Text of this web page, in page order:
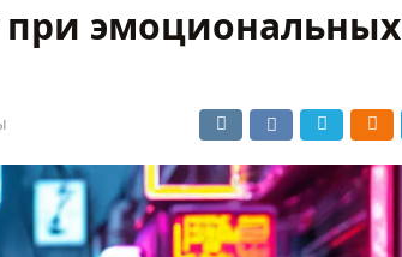
при эмоциональных